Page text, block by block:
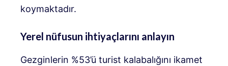
koymaktadır.
Yerel nüfusun ihtiyaçlarını anlayın
Gezginlerin %53’ü turist kalabalığını ikamet